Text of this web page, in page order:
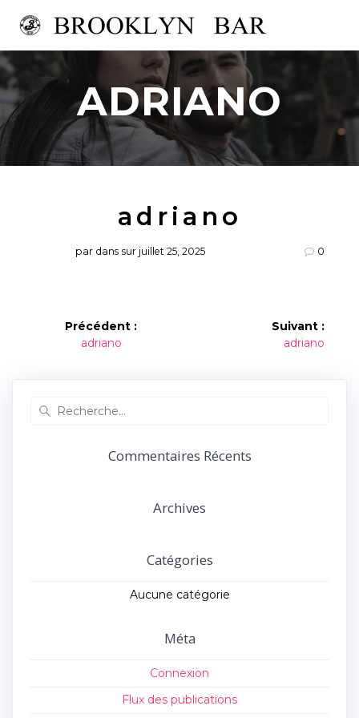
au
ADRIANO
adriano
par dans sur juillet 25, 2025 0
Navigation
Précédent :
Article
adriano
Suivant :
Article
adriano
Commentaires Récents
Archives
Catégories
Aucune catégorie
Méta
Connexion
Flux des publications